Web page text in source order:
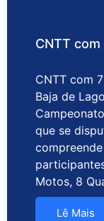
CNTT
CNTT com
Baja de
que se
Motos, 8
Lê Mais